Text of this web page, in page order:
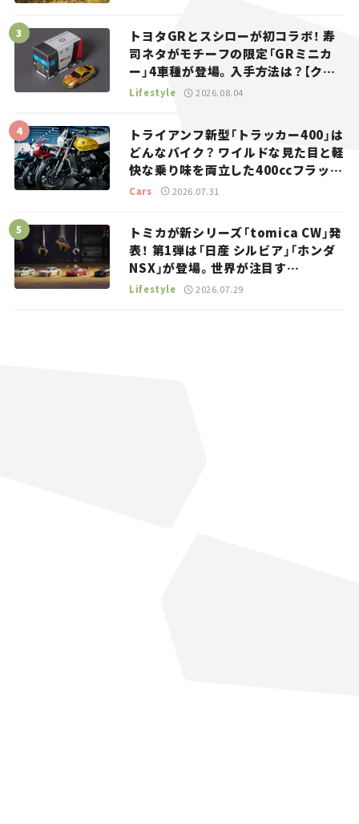
トヨタGRとスシローが初コラボ！ 寿
司ネタがモチーフの限定「GRミニカ
ー」4車種が登場。入手方法は？【クル
マとホビー】
Lifestyle 2026.08.04
トライアンフ新型「トラッカー400」は
どんなバイク？ ワイルドな見た目と軽
快な乗り味を両立した400ccフラット
トラッカー【試乗レビュー】
Cars 2026.07.31
トミカが新シリーズ「tomica CW」発
表！ 第1弾は「日産 シルビア」「ホンダ
NSX」が登場。世界が注目す
る“JDM”に焦点【クルマとホビー】
Lifestyle 2026.07.29